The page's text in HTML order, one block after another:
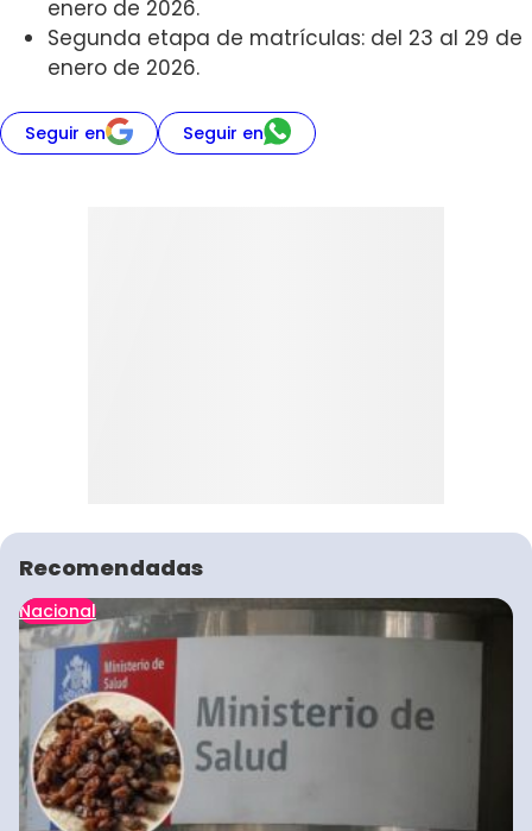
enero de 2026.
Segunda etapa de matrículas: del 23 al 29 de
enero de 2026.
Seguir en Seguir en
Recomendadas
Nacional